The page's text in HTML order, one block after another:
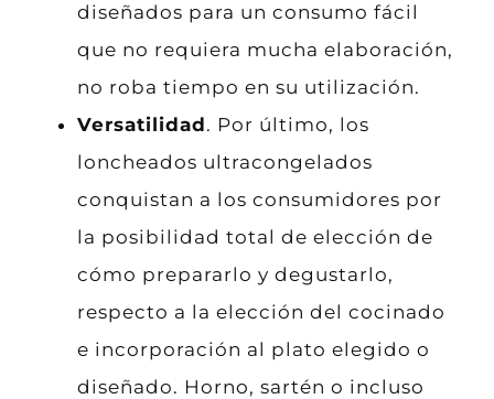
diseñados para un consumo fácil
que no requiera mucha elaboración,
no roba tiempo en su utilización.
Versatilidad. Por último, los
loncheados ultracongelados
conquistan a los consumidores por
la posibilidad total de elección de
cómo prepararlo y degustarlo,
respecto a la elección del cocinado
e incorporación al plato elegido o
diseñado. Horno, sartén o incluso